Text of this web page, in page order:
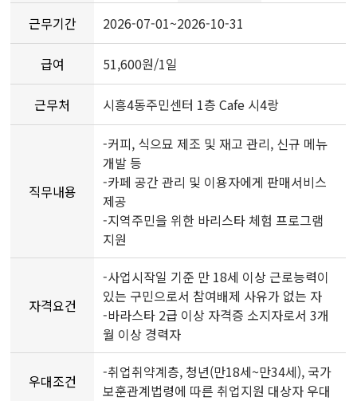
근무기간 2026-07-01~2026-10-31
급여 51,600원/1일
근무처 시흥4동주민센터 1층 Cafe 시4랑
직무내용
-커피, 식으묘 제조 및 재고 관리, 신규 메뉴
개발 등
-카페 공간 관리 및 이용자에게 판매서비스
제공
-지역주민을 위한 바리스타 체험 프로그램
지원
자격요건
-사업시작일 기준 만 18세 이상 근로능력이
있는 구민으로서 참여배제 사유가 없는 자
-바라스타 2급 이상 자격증 소지자로서 3개
월 이상 경력자
우대조건
-취업취약계층, 청년(만18세~만34세), 국가
보훈관계법령에 따른 취업지원 대상자 우대